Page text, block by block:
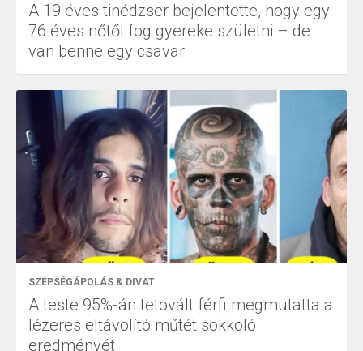
A 19 éves tinédzser bejelentette, hogy egy
76 éves nőtől fog gyereke születni – de
van benne egy csavar
SZÉPSÉGÁPOLÁS & DIVAT
A teste 95%-án tetovált férfi megmutatta a
lézeres eltávolító műtét sokkoló
eredményét